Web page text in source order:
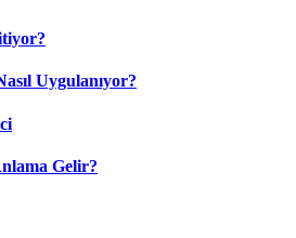
Uygulanıyor?
Gelir?